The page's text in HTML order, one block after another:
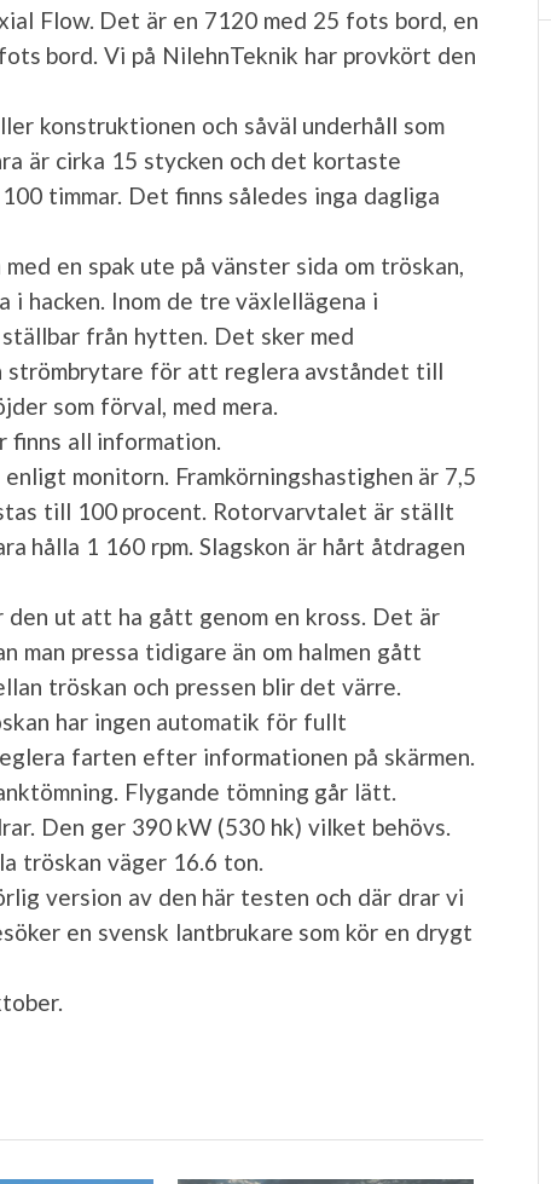
Flow. Det är en 7120 med 25 fots bord, en
bord. Vi på NilehnTeknik har provkört den
konstruktionen och såväl underhåll som
är cirka 15 stycken och det kortaste
timmar. Det finns således inga dagliga
en spak ute på vänster sida om tröskan,
i hacken. Inom de tre växlellägena i
från hytten. Det sker med
strömbrytare för att reglera avståndet till
som förval, med mera.
finns all information.
monitorn. Framkörningshastighen är 7,5
till 100 procent. Rotorvarvtalet är ställt
hålla 1 160 rpm. Slagskon är hårt åtdragen
den ut att ha gått genom en kross. Det är
man pressa tidigare än om halmen gått
tröskan och pressen blir det värre.
har ingen automatik för fullt
farten efter informationen på skärmen.
Flygande tömning går lätt.
Den ger 390 kW (530 hk) vilket behövs.
tröskan väger 16.6 ton.
version av den här testen och där drar vi
en svensk lantbrukare som kör en drygt